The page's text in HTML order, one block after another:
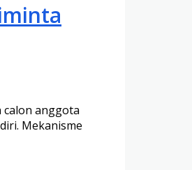
calon anggota
Mekanisme